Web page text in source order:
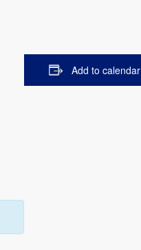
Add to calendar